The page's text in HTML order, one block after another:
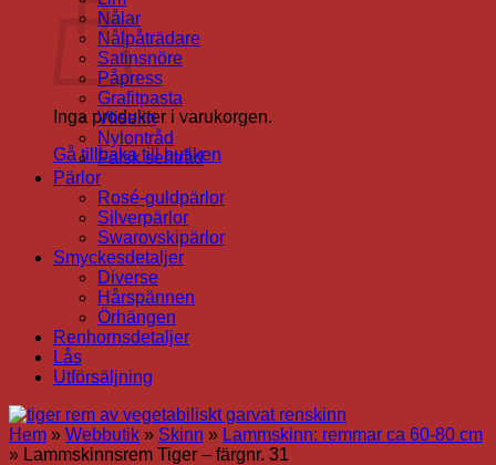
Inga produkter i varukorgen.
Gå tillbaka till butiken
Nålar
Nålpåträdare
Satinsnöre
Påpress
Grafitpasta
Vliselin
Nylontråd
Falsk sentråd
Pärlor
Rosé-guldpärlor
Silverpärlor
Swarovskipärlor
Smyckesdetaljer
Diverse
Hårspännen
Örhängen
Renhornsdetaljer
Lås
Utförsäljning
Hem » Webbutik » Skinn » Lammskinn: remmar ca 60-80 cm
» Lammskinnsrem Tiger – färgnr. 31